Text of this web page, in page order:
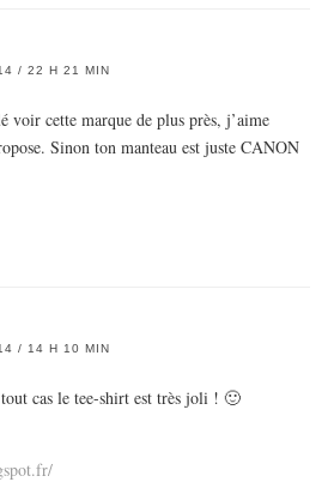
/ 22 H 21 MIN
voir cette marque de plus près, j’aime
Sinon ton manteau est juste CANON
/ 14 H 10 MIN
cas le tee-shirt est très joli ! 🙂